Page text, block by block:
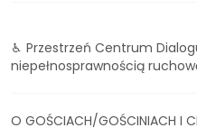
♿︎ Przestrzeń Centrum
niepełnosprawnością
O GOŚCIACH/GOŚCINIACH I